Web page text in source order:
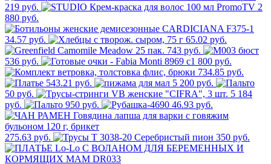
219 руб.
2
880 руб.
34.57 руб.
65.02 руб.
743 руб.
536 руб.
800 руб.
734.85 руб.
543.21 руб.
5 200 руб.
50 руб.
5 184
руб.
950 руб. 46.93 руб.
275.63 руб. 350 руб.